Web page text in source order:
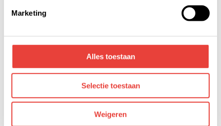
kunnen ontvangen en verwerken. Bekijk hiervoor de
details pagina.
Marketing
Alles toestaan
Selectie toestaan
Weigeren
slaapkamers en een vaste trap naar zolder waar
volop plaats is voor nog een kamer.
Officiële start bouw
zomervakantie al begonnen. Met de officiële start
bouw is enkele weken gewacht, tot het moment dat
de eerste contouren van de woningen zichtbaar
waren geworden. Wethouder Van Zeeland reikte de
lekker nazomers zonnetje deed zijn uiterste best om